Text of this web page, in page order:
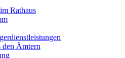
Rathaus
den Ämtern